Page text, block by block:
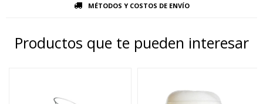
MÉTODOS Y COSTOS DE ENVÍO
Productos que te pueden interesar